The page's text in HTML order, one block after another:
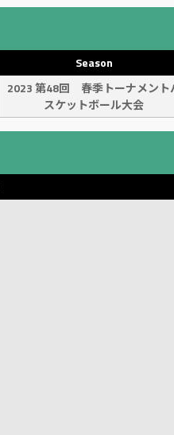
Season
2023 第48回 春季トーナメント
スケットボール大会